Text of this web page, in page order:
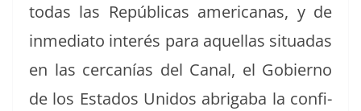
todas las Repúbli­cas amer­i­canas, y de
inmedi­a­to interés para aque­l­las situ­adas
en las cer­canías del Canal, el Gob­ier­no
de los Esta­dos Unidos abri­ga­ba la con­fi­